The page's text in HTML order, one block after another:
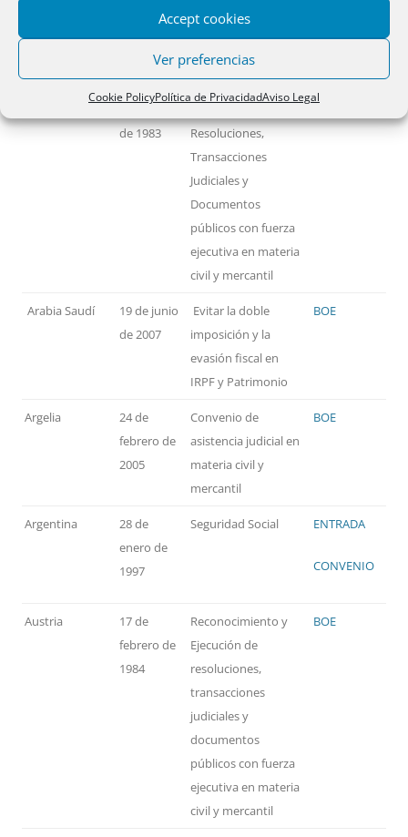
Accept cookies
Ver preferencias
Cookie PolicyPolítica de PrivacidadAviso Legal
de 1983
Resoluciones,
Transacciones
Judiciales y
Documentos
públicos con fuerza
ejecutiva en materia
civil y mercantil
Arabia Saudí
19 de junio
de 2007
Evitar la doble
imposición y la
evasión fiscal en
IRPF y Patrimonio
BOE
Argelia
24 de
febrero de
2005
Convenio de
asistencia judicial en
materia civil y
mercantil
BOE
Argentina
28 de
enero de
1997
Seguridad Social ENTRADA
CONVENIO
Austria
17 de
febrero de
1984
Reconocimiento y
Ejecución de
resoluciones,
transacciones
judiciales y
documentos
públicos con fuerza
ejecutiva en materia
civil y mercantil
BOE